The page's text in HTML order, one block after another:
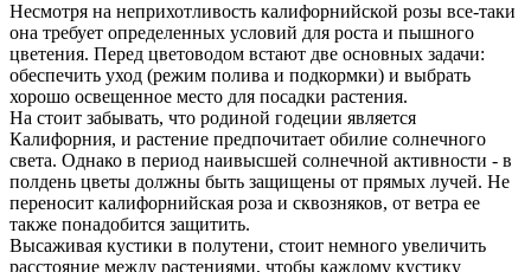
Несмотря на неприхотливость калифорнийской розы все-таки
она требует определенных условий для роста и пышного
цветения. Перед цветоводом встают две основных задачи:
обеспечить уход (режим полива и подкормки) и выбрать
хорошо освещенное место для посадки растения.
На стоит забывать, что родиной годеции является
Калифорния, и растение предпочитает обилие солнечного
света. Однако в период наивысшей солнечной активности - в
полдень цветы должны быть защищены от прямых лучей. Не
переносит калифорнийская роза и сквозняков, от ветра ее
также понадобится защитить.
Высаживая кустики в полутени, стоит немного увеличить
расстояние между растениями, чтобы каждому кустику